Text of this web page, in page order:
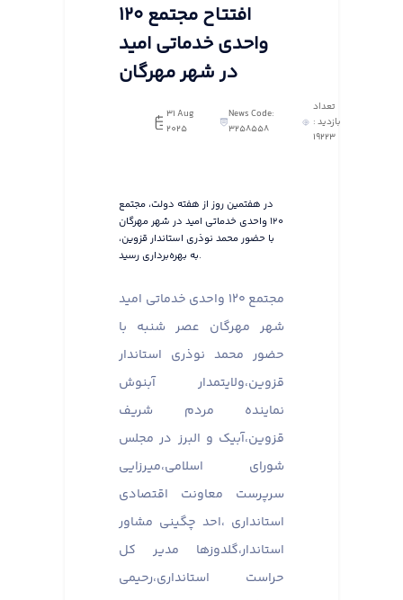
افتتاح مجتمع ۱۲۰
واحدی خدماتی امید
در شهر مهرگان
31 Aug
2025
News Code:
3258558
تعداد
بازدید :
19223
در هفتمین روز از هفته دولت، مجتمع
۱۲۰ واحدی خدماتی امید در شهر مهرگان
با حضور محمد نوذری استاندار قزوین،
به بهره‌برداری رسید.
مجتمع ۱۲۰ واحدی خدماتی امید
شهر مهرگان عصر شنبه با
حضور محمد نوذری استاندار
قزوین،ولایتمدار آبنوش
نماینده مردم شریف
قزوین،آبیک و البرز در مجلس
شورای اسلامی،میرزایی
سرپرست معاونت اقتصادی
استانداری ،احد چگینی مشاور
استاندار،گلدوزها مدیر کل
حراست استانداری،رحیمی